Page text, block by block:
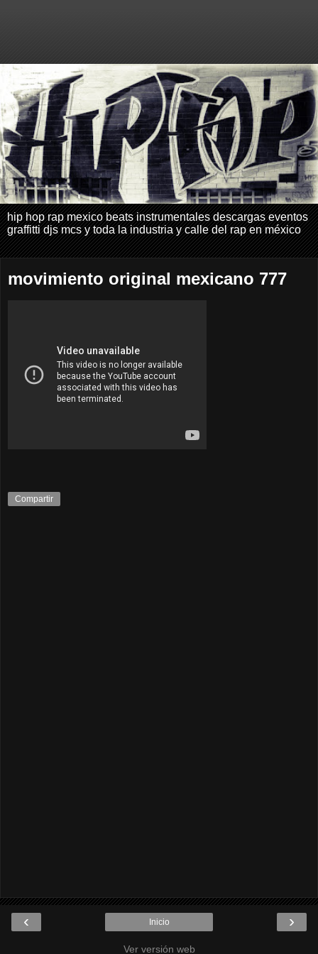
hip hop rap mexico beats instrumentales descargas eventos
graffitti djs mcs y toda la industria y calle del rap en méxico
movimiento original mexicano 777
Compartir
‹ ›
Inicio
Ver versión web